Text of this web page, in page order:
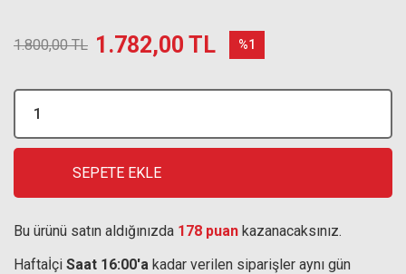
1.800,00 TL 1.782,00 TL %1
SEPETE EKLE
Bu ürünü satın aldığınızda 178 puan kazanacaksınız.
Haftaİçi Saat 16:00'a kadar verilen siparişler aynı gün